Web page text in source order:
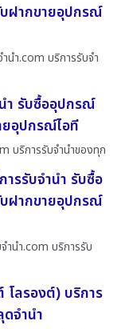
ฝากขายอุปกรณ์
นํา.com บริการรับจำ
ำ รับซื้ออุปกรณ์
ยอุปกรณ์ไอที
บริการรับจำนำของทุก
รรับจำนำ รับซื้อ
ฝากขายอุปกรณ์
านํา.com บริการรับ
โลรองต์) บริการ
จำนำ